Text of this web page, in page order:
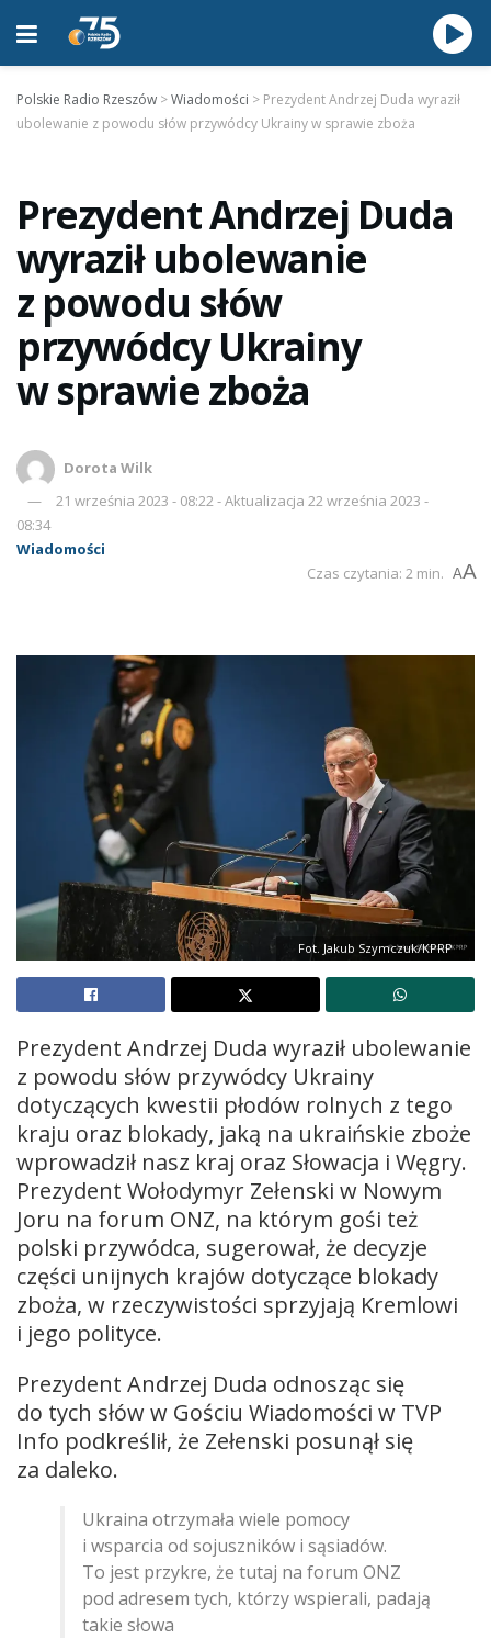
Polskie Radio Rzeszów >Wiadomości > Prezydent Andrzej Duda wyraził
ubolewanie z powodu słów przywódcy Ukrainy w sprawie zboża
Prezydent Andrzej Duda
wyraził ubolewanie
z powodu słów
przywódcy Ukrainy
w sprawie zboża
Dorota Wilk
21 września 2023 - 08:22 - Aktualizacja 22 września 2023 -
08:34
Wiadomości
Czas czytania: 2 min. AA
Fot. Jakub Szymczuk/KPRP
Prezydent Andrzej Duda wyraził ubolewanie
z powodu słów przywódcy Ukrainy
dotyczących kwestii płodów rolnych z tego
kraju oraz blokady, jaką na ukraińskie zboże
wprowadził nasz kraj oraz Słowacja i Węgry.
Prezydent Wołodymyr Zełenski w Nowym
Joru na forum ONZ, na którym gośi też
polski przywódca, sugerował, że decyzje
części unijnych krajów dotyczące blokady
zboża, w rzeczywistości sprzyjają Kremlowi
i jego polityce.
Prezydent Andrzej Duda odnosząc się
do tych słów w Gościu Wiadomości w TVP
Info podkreślił, że Zełenski posunął się
za daleko.
Ukraina otrzymała wiele pomocy
i wsparcia od sojuszników i sąsiadów.
To jest przykre, że tutaj na forum ONZ
pod adresem tych, którzy wspierali, padają
takie słowa